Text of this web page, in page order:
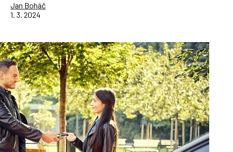
Jan Boháč
1. 3. 2024